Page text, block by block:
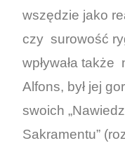
wszędzie jako
czy surowość
wpływała także
Alfons, był jej
swoich
Sakramentu”